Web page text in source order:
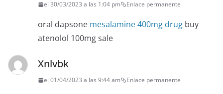
el 30/03/2023 a las 1:04 pm Enlace permanente
oral dapsone mesalamine 400mg drug buy
atenolol 100mg sale
Xnlvbk
el 01/04/2023 a las 9:44 am Enlace permanente